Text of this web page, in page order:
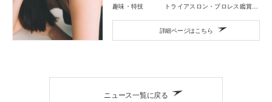
趣味・特技
トライアスロン・プロレス鑑賞・ゴルフ・料理
詳細ページはこちら
ニュース一覧に戻る